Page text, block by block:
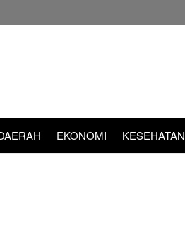
EKONOMI KESEHATAN